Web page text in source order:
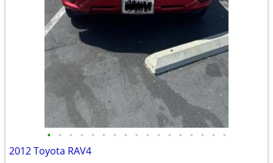
• • • • • • • • • • • • • • • • •
2012 Toyota RAV4